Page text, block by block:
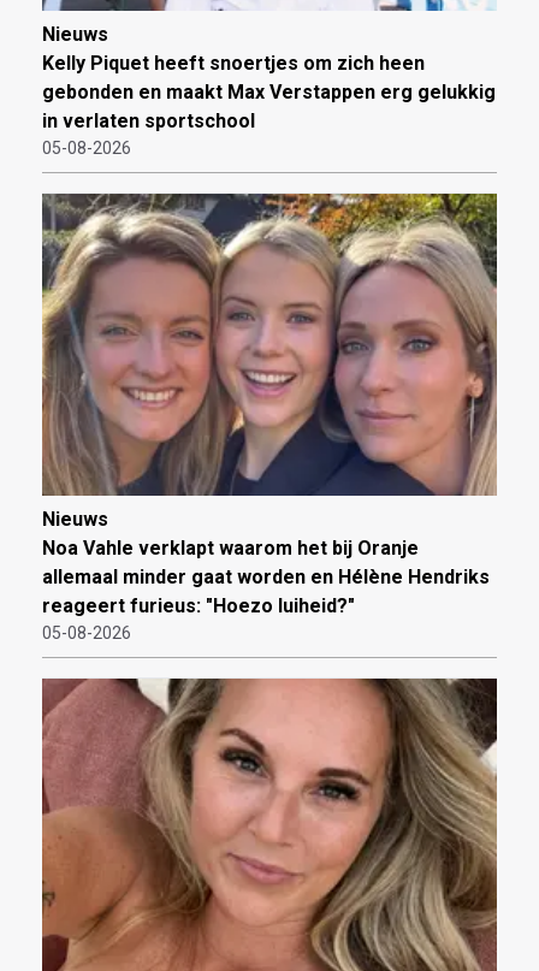
Nieuws
Kelly Piquet heeft snoertjes om zich heen
gebonden en maakt Max Verstappen erg gelukkig
in verlaten sportschool
05-08-2026
Nieuws
Noa Vahle verklapt waarom het bij Oranje
allemaal minder gaat worden en Hélène Hendriks
reageert furieus: "Hoezo luiheid?"
05-08-2026